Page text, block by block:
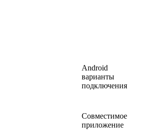
Android
варианты
подключения
Совместимое
приложение